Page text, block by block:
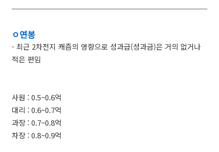
ㅇ연봉
- 최근 2차전지 캐즘의 영향으로 성과급(성과금)은 거의 없거나
적은 편임
사원 : 0.5~0.6억
대리 : 0.6~0.7억
과장 : 0.7~0.8억
차장 : 0.8~0.9억